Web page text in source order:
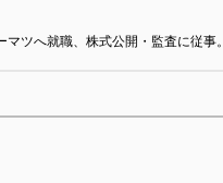
ツへ就職、株式公開・監査に従事。